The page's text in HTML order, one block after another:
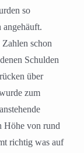
so
Zahlen schon
Schulden
über
zum
Höhe von rund
richtig was auf